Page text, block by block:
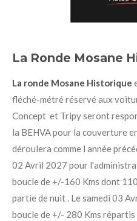
La Ronde Mosane
La ronde Mosane Historique
fléché-métré réservé aux
Concept et Tripy seront
la BEHVA pour la couverture
déroulera comme l année
02 Avril 2027 pour
boucle de +/-160 Kms dont
partie de nuit . Le samedi 03
boucle de +/- 280 Kms